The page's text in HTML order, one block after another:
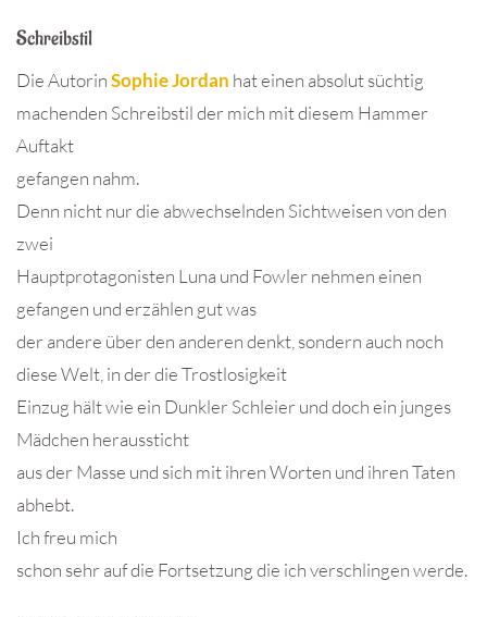
Schreibstil
Die AutorinSophie Jordan hat einen absolut süchtig
machenden Schreibstil der mich mit diesem Hammer
Auftakt
gefangen nahm.
Denn nicht nur die abwechselnden Sichtweisen von den
zwei
Hauptprotagonisten Luna und Fowler nehmen einen
gefangen und erzählen gut was
der andere über den anderen denkt, sondern auch noch
diese Welt, in der die Trostlosigkeit
Einzug hält wie ein Dunkler Schleier und doch ein junges
Mädchen heraussticht
aus der Masse und sich mit ihren Worten und ihren Taten
abhebt.
Ich freu mich
schon sehr auf die Fortsetzung die ich verschlingen werde.